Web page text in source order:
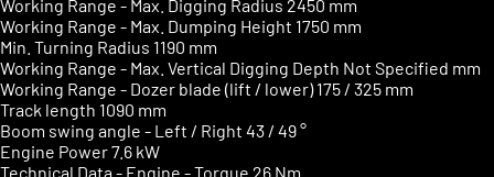
Working Range - Max. Digging Radius 2450 mm
Working Range - Max. Dumping Height 1750 mm
Min. Turning Radius 1190 mm
Working Range - Max. Vertical Digging Depth Not Specified mm
Working Range - Dozer blade (lift / lower)175 / 325 mm
Track length 1090 mm
Boom swing angle - Left / Right 43 / 49 °
Engine Power7.6 kW
Technical Data - Engine - Torque 26 Nm